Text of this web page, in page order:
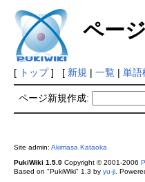
ペー
[ トップ] [ 新規 | 一覧| 単語
ページ新規作成:
Site admin: Akimasa Kataoka
PukiWiki 1.5.0Copyright © 2001-2006
Based on "PukiWiki" 1.3 by yu-ji.